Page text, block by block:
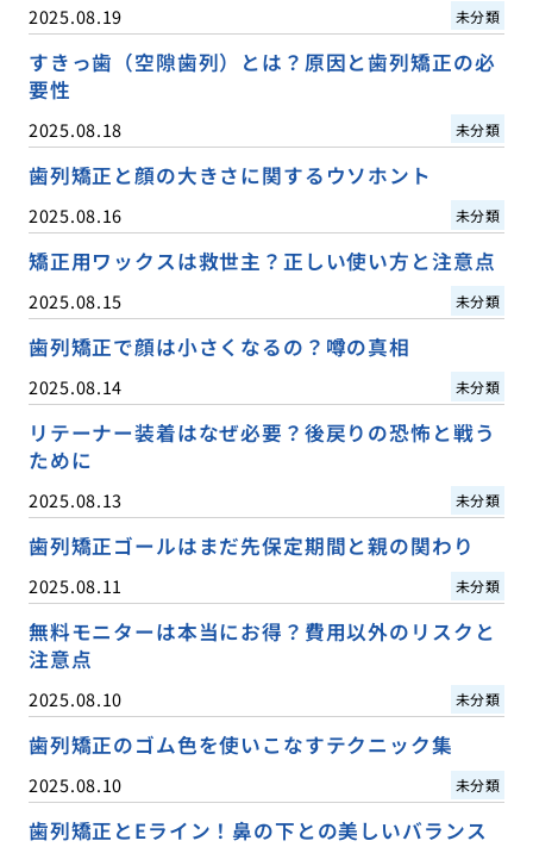
2025.08.19 未分類
すきっ歯（空隙歯列）とは？原因と歯列矯正の必
要性
2025.08.18 未分類
歯列矯正と顔の大きさに関するウソホント
2025.08.16 未分類
矯正用ワックスは救世主？正しい使い方と注意点
2025.08.15 未分類
歯列矯正で顔は小さくなるの？噂の真相
2025.08.14 未分類
リテーナー装着はなぜ必要？後戻りの恐怖と戦う
ために
2025.08.13 未分類
歯列矯正ゴールはまだ先保定期間と親の関わり
2025.08.11 未分類
無料モニターは本当にお得？費用以外のリスクと
注意点
2025.08.10 未分類
歯列矯正のゴム色を使いこなすテクニック集
2025.08.10 未分類
歯列矯正とEライン！鼻の下との美しいバランス